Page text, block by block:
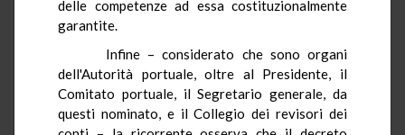
delle competenze ad essa costituzionalmente
garantite.
Infine – considerato che sono organi
dell'Autorità portuale, oltre al Presidente, il
Comitato portuale, il Segretario generale, da
questi nominato, e il Collegio dei revisori dei